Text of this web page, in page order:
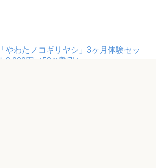
「やわたノコギリヤシ」3ヶ月体験セッ
ト3,000円（53％割引）